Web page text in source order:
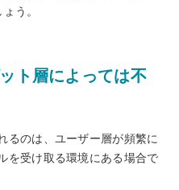
う。
ト層によっては不
るのは、ユーザー層が頻繁に
を受け取る環境にある場合で